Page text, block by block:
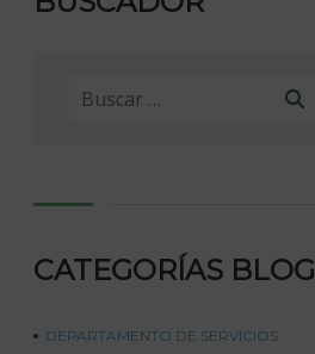
Buscar:
CATEGORÍAS BLOG
DEPARTAMENTO DE SERVICIOS